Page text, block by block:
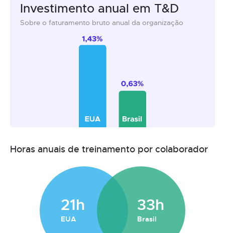
Investimento anual em T&D
Sobre o faturamento bruto anual da organização
Horas anuais de treinamento por colaborador
21h
EUA
33h
Brasil